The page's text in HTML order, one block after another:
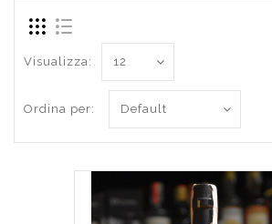
Visualizza:
Ordina per: